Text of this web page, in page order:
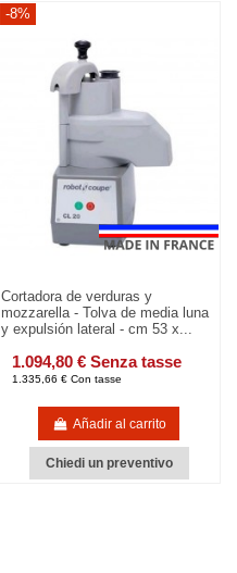
-8%
Cortadora de verduras y
mozzarella - Tolva de media luna
y expulsión lateral - cm 53 x...
1.094,80 € Senza tasse
1.335,66 € Con tasse
Añadir al carrito
Chiedi un preventivo